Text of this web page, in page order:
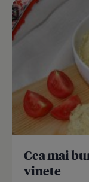
Cea mai
vinete